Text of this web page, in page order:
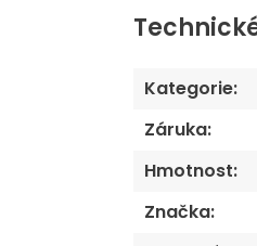
Kategorie:
Záruka:
Hmotnost:
Značka: